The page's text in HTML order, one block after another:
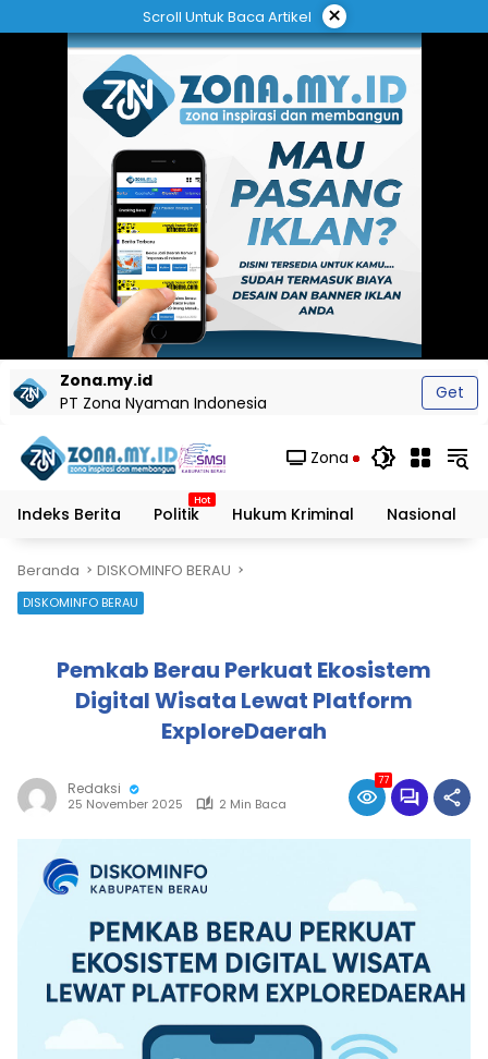
ke
Scroll Untuk Baca Artikel ×
Zona.my.id
PT Zona Nyaman Indonesia
Get
Zona
Indeks Berita Politik Hukum Kriminal Nasional
Beranda DISKOMINFO BERAU
DISKOMINFO BERAU
Pemkab Berau Perkuat Ekosistem
Digital Wisata Lewat Platform
ExploreDaerah
Redaksi
25 November 2025 2 Min Baca
77